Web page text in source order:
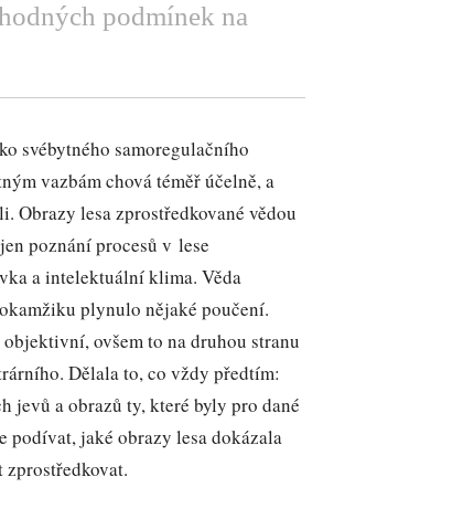
podmínek na
svébytného samoregulačního
vazbám chová téměř účelně, a
Obrazy lesa zprostředkované vědou
poznání procesů v lese
a intelektuální klima. Věda
plynulo nějaké poučení.
ovšem to na druhou stranu
Dělala to, co vždy předtím:
jevů a obrazů ty, které byly pro dané
jaké obrazy lesa dokázala